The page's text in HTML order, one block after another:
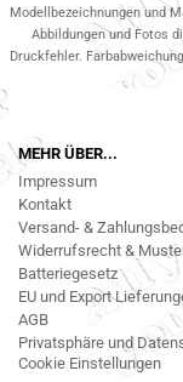
Modellbezeichnungen und
Abbildungen und Fotos
Druckfehler.
MEHR ÜBER...
Impressum
Kontakt
Versand- &
Widerrufsrecht &
Batteriegesetz
EU und Export
AGB
Privatsphäre und
Cookie Einstellungen